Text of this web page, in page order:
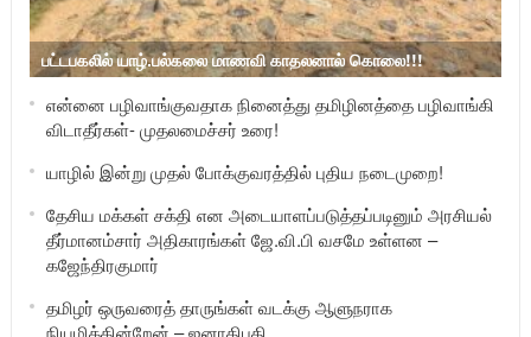
பட்டபகலில் யாழ்.பல்கலை மாணவி காதலனால் கொலை!!!
என்னை பழிவாங்குவதாக நினைத்து தமிழினத்தை பழிவாங்கி
விடாதீர்கள்- முதலமைச்சர் உரை!
யாழில் இன்று முதல் போக்குவரத்தில் புதிய நடைமுறை!
தேசிய மக்கள் சக்தி என அடையாளப்படுத்தப்படினும் அரசியல்
தீர்மானம்சார் அதிகாரங்கள் ஜே.வி.பி வசமே உள்ளன –
கஜேந்திரகுமார்
தமிழர் ஒருவரைத் தாருங்கள் வடக்கு ஆளுநராக
நியமிக்கின்றேன் – ஜனாதிபதி